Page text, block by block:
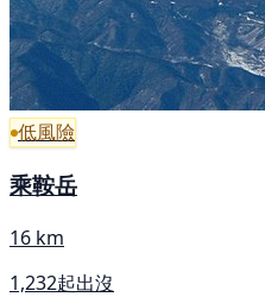
低風險
乘鞍岳
16 km
1,232起出沒